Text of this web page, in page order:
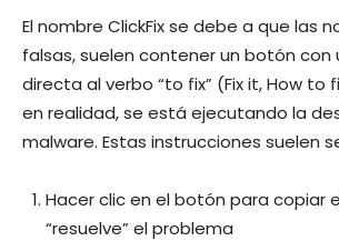
El nombre ClickFix se debe a que las
falsas, suelen contener un botón con
directa al verbo “to fix” (Fix it, How to
en realidad, se está ejecutando la
malware. Estas instrucciones suelen
Hacer clic en el botón para copiar
“resuelve” el problema